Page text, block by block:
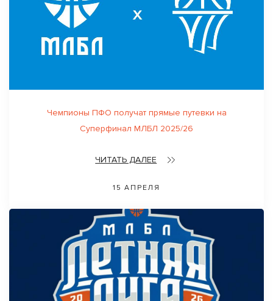
Чемпионы ПФО получат прямые путевки на
Суперфинал МЛБЛ 2025/26
ЧИТАТЬ ДАЛЕЕ
15 АПРЕЛЯ